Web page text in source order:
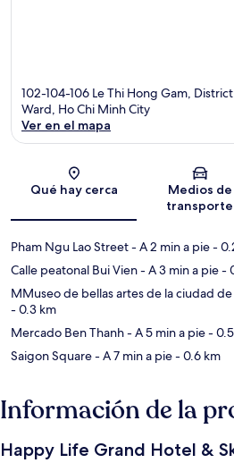
102-104-106 Le Thi Hong Gam,
Ward, Ho Chi Minh City
Ver en el mapa
Qué hay cerca
Medios de
transporte
Pham Ngu Lao Street- A 2 min a pie-
Calle peatonal Bui Vien- A 3 min a pie-
MMuseo de bellas artes de la ciudad
- 0.3 km
Mercado Ben Thanh- A 5 min a pie-
Saigon Square- A 7 min a pie- 0.6 km
Información de la
Happy Life Grand Hotel &